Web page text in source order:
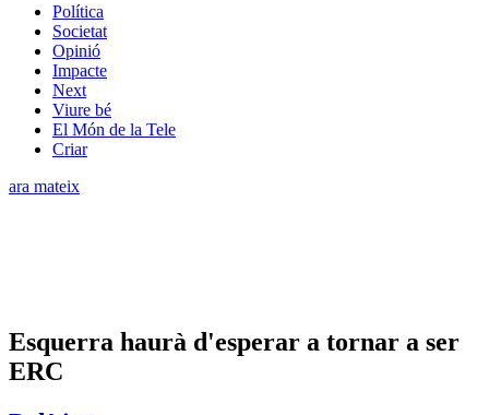
Política
Societat
Opinió
Impacte
Next
Viure bé
El Món de la Tele
Criar
ara mateix
Esquerra haurà d'esperar a tornar a ser
ERC